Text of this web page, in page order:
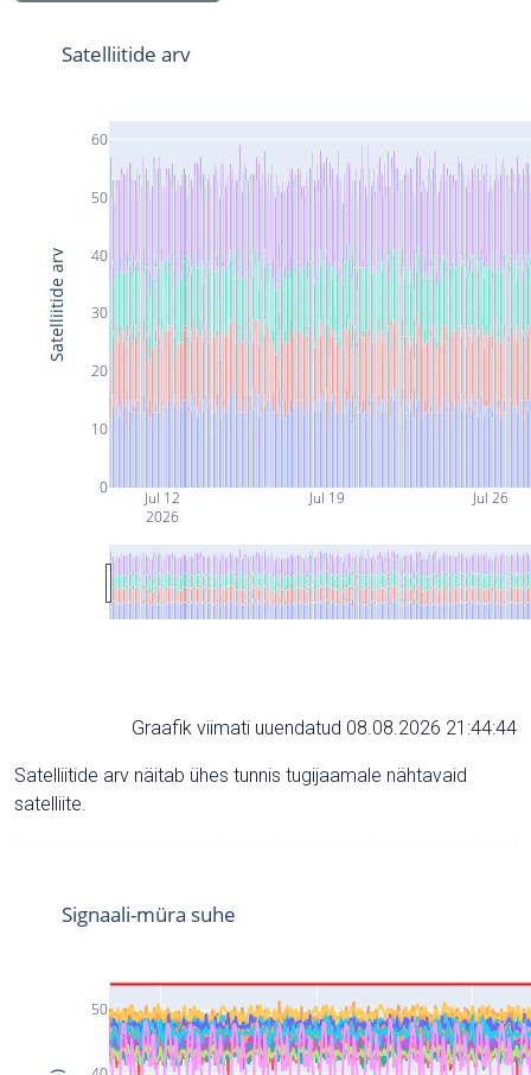
Jul 12
2026
Jul 19 Jul 26
0
10
20
30
40
50
60
Satelliitide arv
Satelliitide arv
Graafik viimati uuendatud 08.08.2026 21:44:44
Satelliitide arv näitab ühes tunnis tugijaamale nähtavaid
satelliite.
50
Signaali-müra suhe